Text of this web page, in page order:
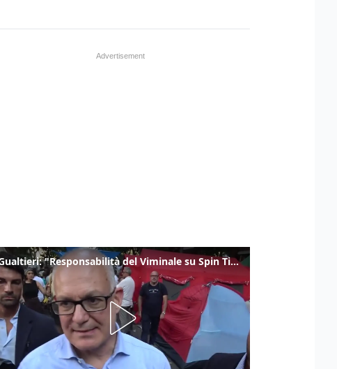
Gualtieri: "Responsabilità del Viminale su Spin Time? La posizione dei partiti è nota"